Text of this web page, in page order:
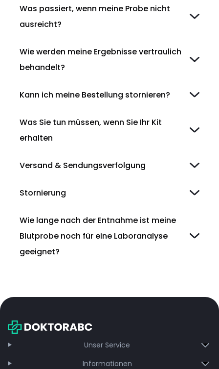
Was passiert, wenn meine Probe nicht
ausreicht?
Wie werden meine Ergebnisse vertraulich
behandelt?
Kann ich meine Bestellung stornieren?
Was Sie tun müssen, wenn Sie Ihr Kit
erhalten
Versand & Sendungsverfolgung
Stornierung
Wie lange nach der Entnahme ist meine
Blutprobe noch für eine Laboranalyse
geeignet?
Unser Service
Informationen